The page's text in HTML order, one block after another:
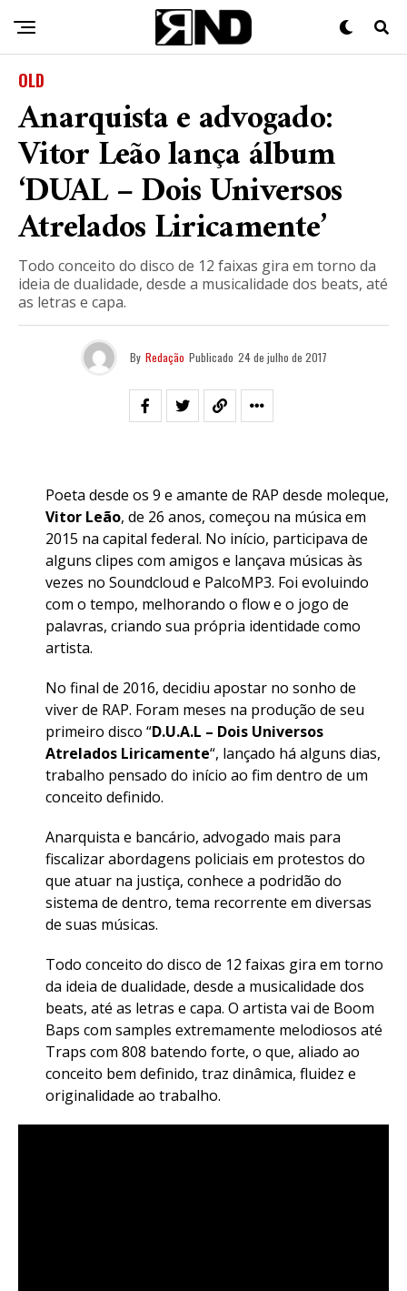
OLD
Anarquista e advogado:
Vitor Leão lança álbum
‘DUAL – Dois Universos
Atrelados Liricamente’
Todo conceito do disco de 12 faixas gira em torno da
ideia de dualidade, desde a musicalidade dos beats, até
as letras e capa.
By Redação Publicado 24 de julho de 2017
Poeta desde os 9 e amante de RAP desde moleque,
Vitor Leão, de 26 anos, começou na música em
2015 na capital federal. No início, participava de
alguns clipes com amigos e lançava músicas às
vezes no Soundcloud e PalcoMP3. Foi evoluindo
com o tempo, melhorando o flow e o jogo de
palavras, criando sua própria identidade como
artista.
No final de 2016, decidiu apostar no sonho de
viver de RAP. Foram meses na produção de seu
primeiro disco “D.U.A.L – Dois Universos
Atrelados Liricamente“, lançado há alguns dias,
trabalho pensado do início ao fim dentro de um
conceito definido.
Anarquista e bancário, advogado mais para
fiscalizar abordagens policiais em protestos do
que atuar na justiça, conhece a podridão do
sistema de dentro, tema recorrente em diversas
de suas músicas.
Todo conceito do disco de 12 faixas gira em torno
da ideia de dualidade, desde a musicalidade dos
beats, até as letras e capa. O artista vai de Boom
Baps com samples extremamente melodiosos até
Traps com 808 batendo forte, o que, aliado ao
conceito bem definido, traz dinâmica, fluidez e
originalidade ao trabalho.